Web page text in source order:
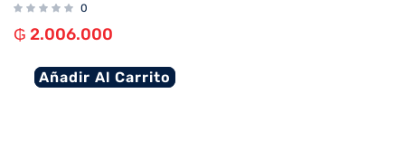
0
₲ 2.006.000
Añadir Al Carrito